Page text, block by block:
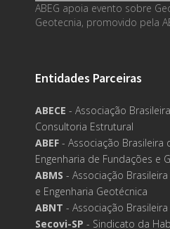
ABEG apoia evento sobre
Geotecnia, promovido pela
Entidades Parceiras
ABECE - Associação
Consultoria Estrutural
ABEF - Associação Brasileira
Engenharia de Fundações e
ABMS - Associação
e Engenharia Geotécnica
ABNT - Associação
Secovi-SP - Sindicato da